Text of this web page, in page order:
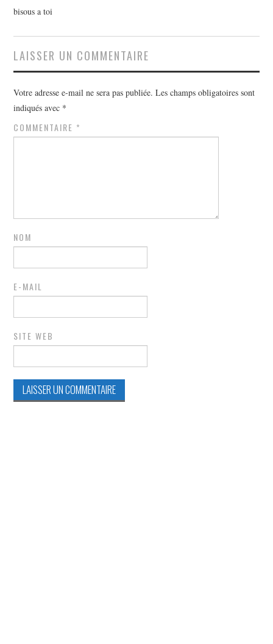
bisous a toi
LAISSER UN COMMENTAIRE
Votre adresse e-mail ne sera pas publiée. Les champs obligatoires sont
indiqués avec *
COMMENTAIRE *
NOM
E-MAIL
SITE WEB